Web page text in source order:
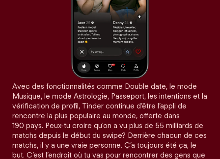
Avec des fonctionnalités comme Double date, le mode
Musique, le mode Astrologie, Passeport, les intentions et la
vérification de profil, Tinder continue d’être l’appli de
rencontre la plus populaire au monde, offerte dans
190 pays. Peux-tu croire qu'on a vu plus de 55 milliards de
matchs depuis le début du swipe? Derrière chacun de ces
matchs, il y a une vraie personne. Ç’a toujours été ça, le
but. C’est l’endroit où tu vas pour rencontrer des gens que